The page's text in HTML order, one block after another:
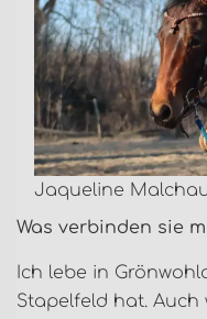
Jaqueline
Was verbinden sie
Ich lebe in
Stapelfeld hat.